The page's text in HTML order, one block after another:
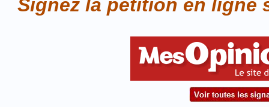
Signez la pétition en ligne